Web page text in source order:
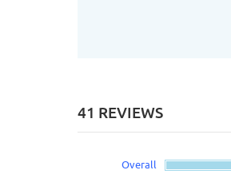
41 REVIEWS
Overall